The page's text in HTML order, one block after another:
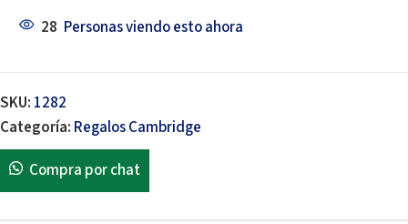
28 Personas viendo esto ahora
SKU: 1282
Categoría: Regalos Cambridge
Compra por chat